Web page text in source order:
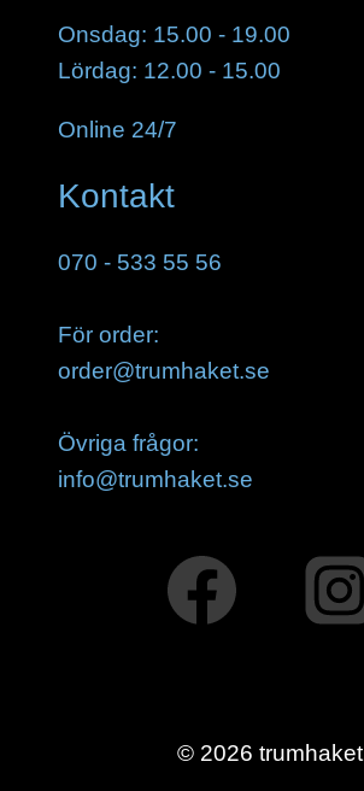
Onsdag: 15.00 - 19.00
Lördag: 12.00 - 15.00
Online 24/7
Kontakt
070 - 533 55 56
För order:
order@trumhaket.se
Övriga frågor:
info@trumhaket.se
© 2026 trumhaket